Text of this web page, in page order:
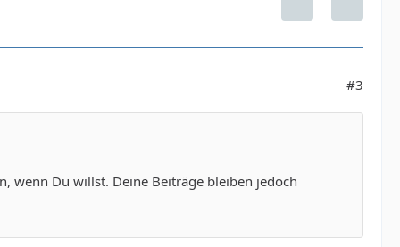
#3
wenn Du willst. Deine Beiträge bleiben jedoch